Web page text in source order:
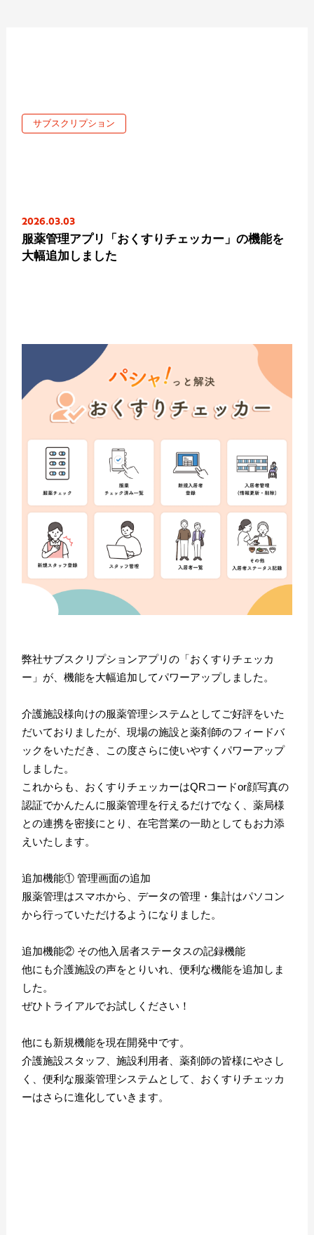
サブスクリプション
2026.03.03
服薬管理アプリ「おくすりチェッカー」の機能を
大幅追加しました
弊社サブスクリプションアプリの「おくすりチェッカ
ー」が、機能を大幅追加してパワーアップしました。
介護施設様向けの服薬管理システムとしてご好評をいた
だいておりましたが、現場の施設と薬剤師のフィードバ
ックをいただき、この度さらに使いやすくパワーアップ
しました。
これからも、おくすりチェッカーはQRコードor顔写真の
認証でかんたんに服薬管理を行えるだけでなく、薬局様
との連携を密接にとり、在宅営業の一助としてもお力添
えいたします。
追加機能① 管理画面の追加
服薬管理はスマホから、データの管理・集計はパソコン
から行っていただけるようになりました。
追加機能② その他入居者ステータスの記録機能
他にも介護施設の声をとりいれ、便利な機能を追加しま
した。
ぜひトライアルでお試しください！
他にも新規機能を現在開発中です。
介護施設スタッフ、施設利用者、薬剤師の皆様にやさし
く、便利な服薬管理システムとして、おくすりチェッカ
ーはさらに進化していきます。